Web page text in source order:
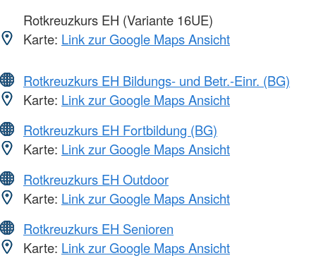
Rotkreuzkurs EH (Variante 16UE)
Karte: Link zur Google Maps Ansicht
Rotkreuzkurs EH Bildungs- und Betr.-Einr. (BG)
Karte: Link zur Google Maps Ansicht
Rotkreuzkurs EH Fortbildung (BG)
Karte: Link zur Google Maps Ansicht
Rotkreuzkurs EH Outdoor
Karte: Link zur Google Maps Ansicht
Rotkreuzkurs EH Senioren
Karte: Link zur Google Maps Ansicht